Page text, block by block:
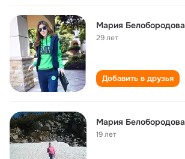
Мария Белобородова
29 лет
Добавить в друзья
Мария Белобородова
19 лет